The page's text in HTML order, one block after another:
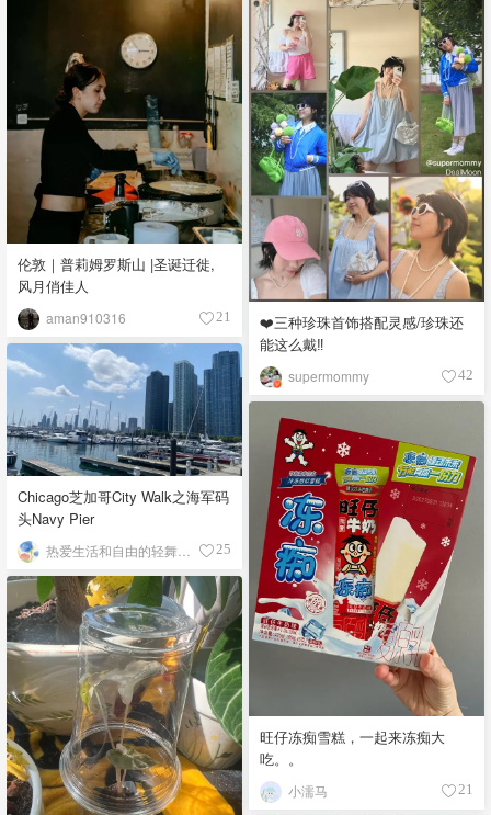
伦敦｜普莉姆罗斯山 |圣诞迁徙,
风月俏佳人
aman910316 21
❤️三种珍珠首饰搭配灵感/珍珠还
能这么戴‼️
supermommy 42
Chicago芝加哥City Walk之海军码
头Navy Pier
25
旺仔冻痴雪糕，一起来冻痴大
吃。。
小濡马 21